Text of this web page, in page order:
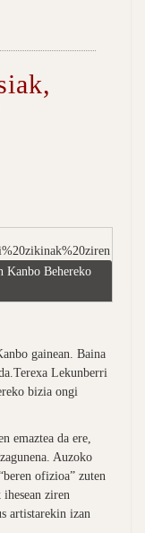
Kanbo Behereko
gainean. Baina
Lekunberri
bizia ongi
emaztea da ere,
Auzoko
ofizioa” zuten
ziren
artistarekin izan